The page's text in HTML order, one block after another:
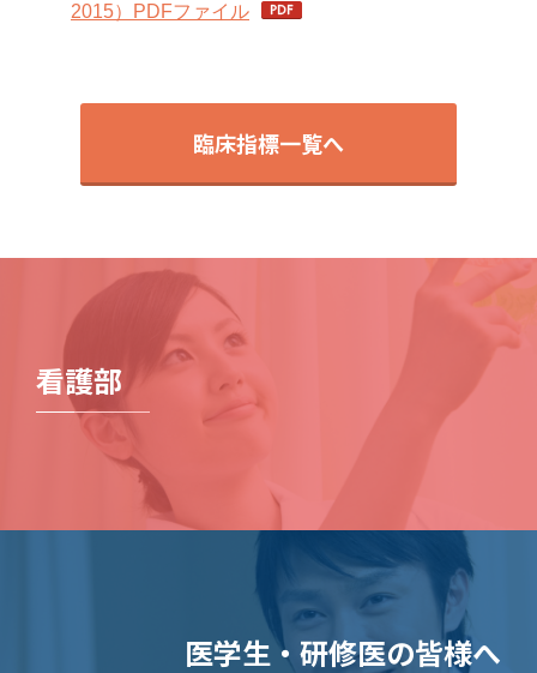
2015）PDFファイル
臨床指標一覧へ
看護部
医学生・研修医の皆様へ